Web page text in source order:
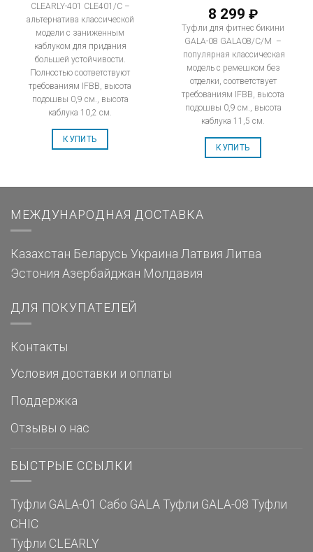
CLEARLY-401 CLE401/C –
альтернатива классической
модели с заниженным
каблуком для придания
большей устойчивости.
Полностью соответствуют
требованиям IFBB, высота
подошвы 0,9 см., высота
каблука 10,2 см.
КУПИТЬ
8 299 ₽
Туфли для фитнес бикини
GALA-08 GALA08/C/M –
популярная классическая
модель с ремешком без
отделки, соответствует
требованиям IFBB, высота
подошвы 0,9 см., высота
каблука 11,5 см.
КУПИТЬ
МЕЖДУНАРОДНАЯ ДОСТАВКА
Казахстан Беларусь Украина Латвия Литва
Эстония Азербайджан Молдавия
ДЛЯ ПОКУПАТЕЛЕЙ
Контакты
Условия доставки и оплаты
Поддержка
Отзывы о нас
БЫСТРЫЕ ССЫЛКИ
Туфли GALA-01 Сабо GALA Туфли GALA-08 Туфли
CHIC
Туфли CLEARLY